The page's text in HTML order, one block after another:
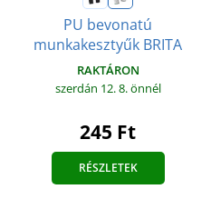
PU bevonatú
munkakesztyűk BRITA
RAKTÁRON
szerdán 12. 8.önnél
245 Ft
RÉSZLETEK